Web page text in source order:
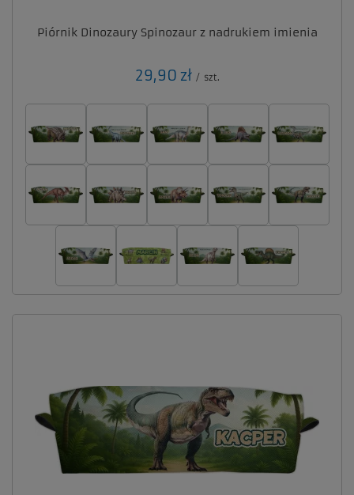
Piórnik Dinozaury Spinozaur z nadrukiem imienia
29,90 zł / szt.